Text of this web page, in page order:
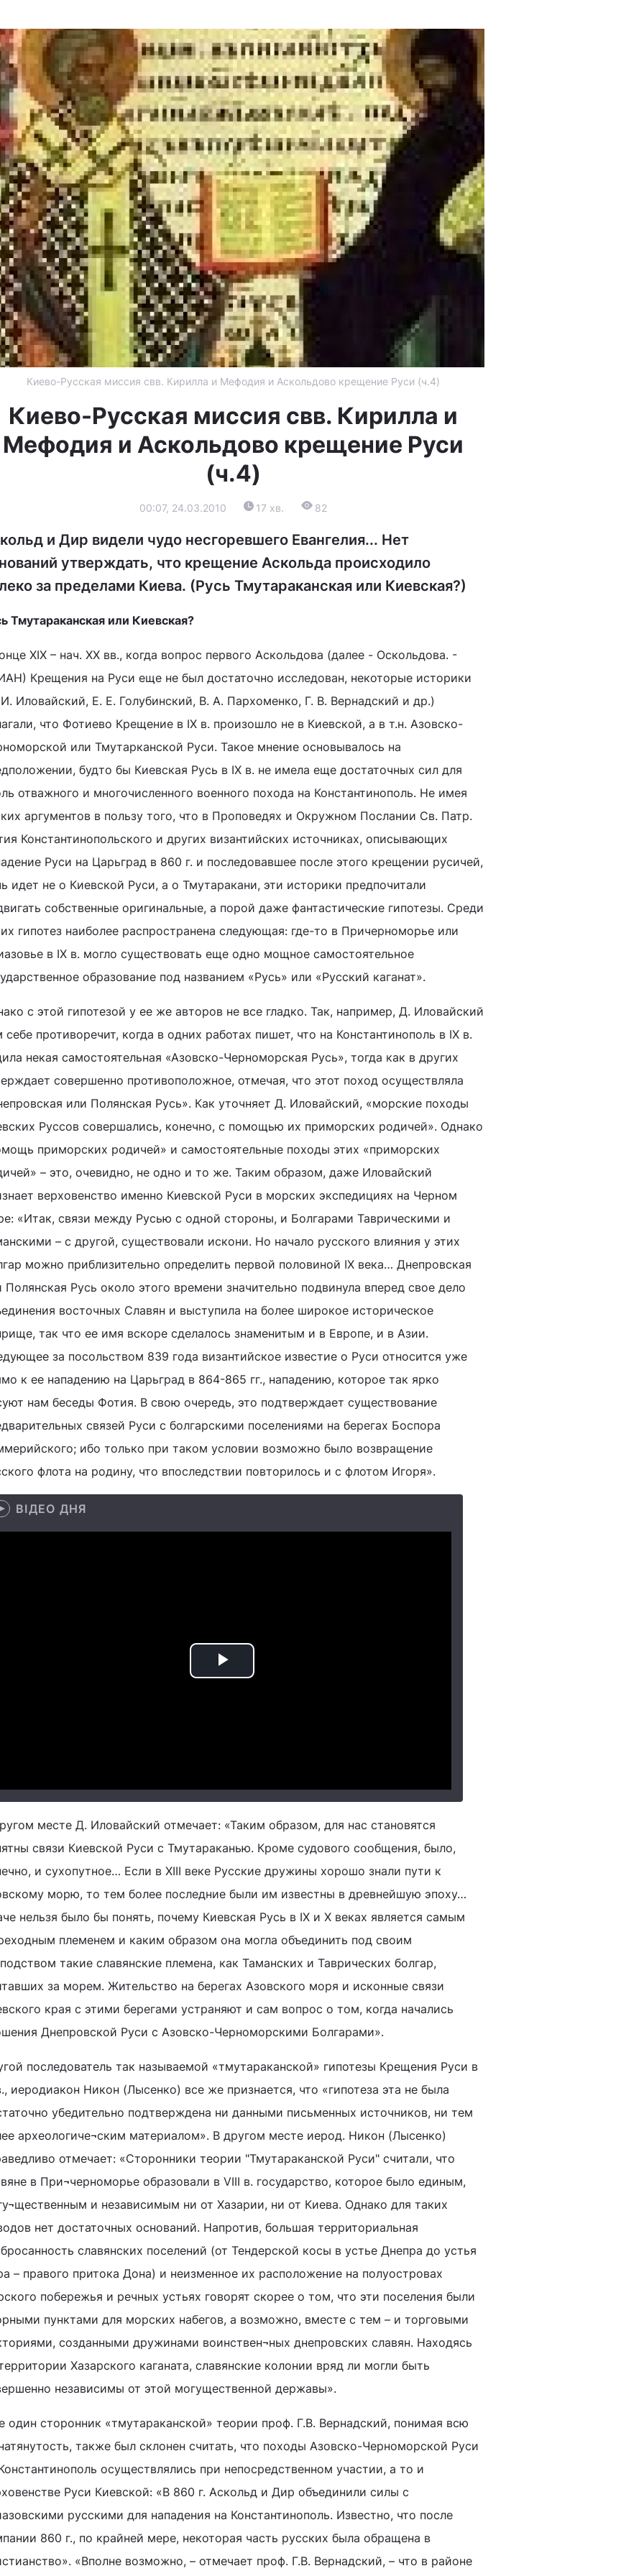
Киево-Русская миссия свв. Кирилла и Мефодия и Аскольдово крещение Руси (ч.4)
Киево-Русская миссия свв. Кирилла и
Мефодия и Аскольдово крещение Руси
(ч.4)
00:07, 24.03.2010 17 хв. 82
и Дир видели чудо несгоревшего Евангелия... Нет
утверждать, что крещение Аскольда происходило
за пределами Киева. (Русь Тмутараканская или Киевская?)
Тмутараканская или Киевская?
XIX – нач. XX вв., когда вопрос первого Аскольдова (далее - Оскольдова. -
Крещения на Руси еще не был достаточно исследован, некоторые историки
Иловайский, Е. Е. Голубинский, В. А. Пархоменко, Г. В. Вернадский и др.)
что Фотиево Крещение в IX в. произошло не в Киевской, а в т.н. Азовско-
или Тмутарканской Руси. Такое мнение основывалось на
будто бы Киевская Русь в IX в. не имела еще достаточных сил для
отважного и многочисленного военного похода на Константинополь. Не имея
аргументов в пользу того, что в Проповедях и Окружном Послании Св. Патр.
Константинопольского и других византийских источниках, описывающих
Руси на Царьград в 860 г. и последовавшее после этого крещении русичей,
идет не о Киевской Руси, а о Тмутаракани, эти историки предпочитали
собственные оригинальные, а порой даже фантастические гипотезы. Среди
гипотез наиболее распространена следующая: где-то в Причерноморье или
в IX в. могло существовать еще одно мощное самостоятельное
образование под названием «Русь» или «Русский каганат».
с этой гипотезой у ее же авторов не все гладко. Так, например, Д. Иловайский
себе противоречит, когда в одних работах пишет, что на Константинополь в IX в.
некая самостоятельная «Азовско-Черноморская Русь», тогда как в других
совершенно противоположное, отмечая, что этот поход осуществляла
или Полянская Русь». Как уточняет Д. Иловайский, «морские походы
Руссов совершались, конечно, с помощью их приморских родичей». Однако
приморских родичей» и самостоятельные походы этих «приморских
– это, очевидно, не одно и то же. Таким образом, даже Иловайский
верховенство именно Киевской Руси в морских экспедициях на Черном
«Итак, связи между Русью с одной стороны, и Болгарами Таврическими и
– с другой, существовали искони. Но начало русского влияния у этих
можно приблизительно определить первой половиной IX века… Днепровская
Полянская Русь около этого времени значительно подвинула вперед свое дело
восточных Славян и выступила на более широкое историческое
так что ее имя вскоре сделалось знаменитым и в Европе, и в Азии.
за посольством 839 года византийское известие о Руси относится уже
к ее нападению на Царьград в 864-865 гг., нападению, которое так ярко
нам беседы Фотия. В свою очередь, это подтверждает существование
связей Руси с болгарскими поселениями на берегах Боспора
ибо только при таком условии возможно было возвращение
флота на родину, что впоследствии повторилось и с флотом Игоря».
ВІДЕО ДНЯ
Play
месте Д. Иловайский отмечает: «Таким образом, для нас становятся
связи Киевской Руси с Тмутараканью. Кроме судового сообщения, было,
и сухопутное… Если в XIII веке Русские дружины хорошо знали пути к
морю, то тем более последние были им известны в древнейшую эпоху…
нельзя было бы понять, почему Киевская Русь в IX и X веках является самым
племенем и каким образом она могла объединить под своим
такие славянские племена, как Таманских и Таврических болгар,
за морем. Жительство на берегах Азовского моря и исконные связи
края с этими берегами устраняют и сам вопрос о том, когда начались
Днепровской Руси с Азовско-Черноморскими Болгарами».
последователь так называемой «тмутараканской» гипотезы Крещения Руси в
иеродиакон Никон (Лысенко) все же признается, что «гипотеза эта не была
убедительно подтверждена ни данными письменных источников, ни тем
археологиче¬ским материалом». В другом месте иерод. Никон (Лысенко)
отмечает: «Сторонники теории "Тмутараканской Руси" считали, что
в При¬черноморье образовали в VIII в. государство, которое было единым,
и независимым ни от Хазарии, ни от Киева. Однако для таких
нет достаточных оснований. Напротив, большая территориальная
славянских поселений (от Тендерской косы в устье Днепра до устья
– правого притока Дона) и неизменное их расположение на полуостровах
побережья и речных устьях говорят скорее о том, что эти поселения были
пунктами для морских набегов, а возможно, вместе с тем – и торговыми
созданными дружинами воинствен¬ных днепровских славян. Находясь
Хазарского каганата, славянские колонии вряд ли могли быть
независимы от этой могущественной державы».
один сторонник «тмутараканской» теории проф. Г.В. Вернадский, понимая всю
также был склонен считать, что походы Азовско-Черноморской Руси
осуществлялись при непосредственном участии, а то и
Руси Киевской: «В 860 г. Аскольд и Дир объединили силы с
русскими для нападения на Константинополь. Известно, что после
860 г., по крайней мере, некоторая часть русских была обращена в
«Вполне возможно, – отмечает проф. Г.В. Вернадский, – что в районе